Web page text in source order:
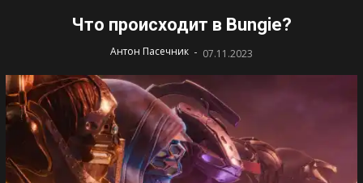
Что происходит в Bungie?
Антон Пасечник - 07.11.2023